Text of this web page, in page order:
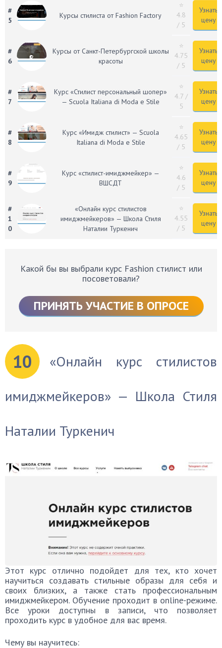
#
5
Курсы стилиста от Fashion Factory
⭐
4.8
/ 5
Узнать
цену
#
6
Курсы от Санкт-Петербургской школы
красоты
⭐
4.75
/ 5
Узнать
цену
#
7
Курс «Стилист персональный шопер»
— Scuola Italiana di Moda e Stile
⭐
4.7 /
5
Узнать
цену
#
8
Курс «Имидж стилист» — Scuola
Italiana di Moda e Stile
⭐
4.65
/ 5
Узнать
цену
#
9
Курс «стилист-имиджмейкер» —
ВШСДТ
⭐
4.6
/ 5
Узнать
цену
#
1
0
«Онлайн курс стилистов
имиджмейкеров» — Школа Стиля
Наталии Туркенич
⭐
4.55
/ 5
Узнать
цену
Какой бы вы выбрали курс Fashion стилист или
посоветовали?
ПРИНЯТЬ УЧАСТИЕ В ОПРОСЕ
10
«Онлайн курс стилистов
имиджмейкеров» — Школа Стиля
Наталии Туркенич
Этот курс отлично подойдет для тех, кто хочет
научиться создавать стильные образы для себя и
своих близких, а также стать профессиональным
имиджмейкером. Обучение проходит в online-режиме.
Все уроки доступны в записи, что позволяет
проходить курс в удобное для вас время.
Чему вы научитесь: